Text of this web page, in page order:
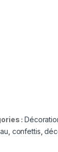
:
confettis ,